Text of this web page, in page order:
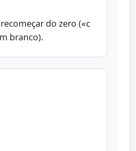
do zero («с
branco).